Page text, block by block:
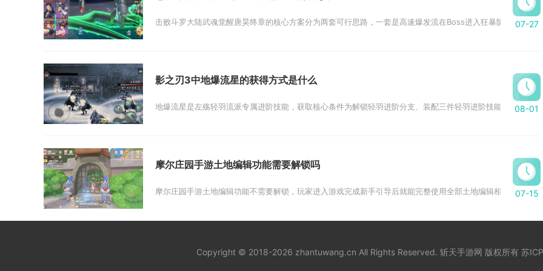
击败斗罗大陆武魂觉醒唐昊终章的核心方案分为两套可行思路，一套是高速爆发流在Boss进入狂暴阶段前压低
07-27
影之刃3中地爆流星的获得方式是什么
地爆流星是左殇轻羽流派专属进阶技能，获取核心条件为解锁轻羽进阶分支、装配三件轻羽进阶技能，完成基础
08-01
摩尔庄园手游土地编辑功能需要解锁吗
摩尔庄园手游土地编辑功能不需要解锁，玩家进入游戏完成新手引导后就能完整使用全部土地编辑相关操作，不
07-15
Copyright © 2018-2026 zhantuwang.cn All Rights Reserved. 斩天手游网 版权所有 苏